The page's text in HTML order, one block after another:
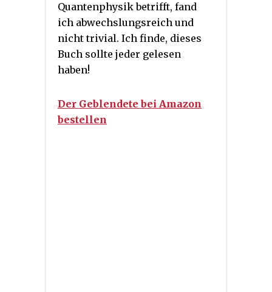
Quantenphysik betrifft, fand
ich abwechslungsreich und
nicht trivial. Ich finde, dieses
Buch sollte jeder gelesen
haben!
Der Geblendete bei Amazon
bestellen